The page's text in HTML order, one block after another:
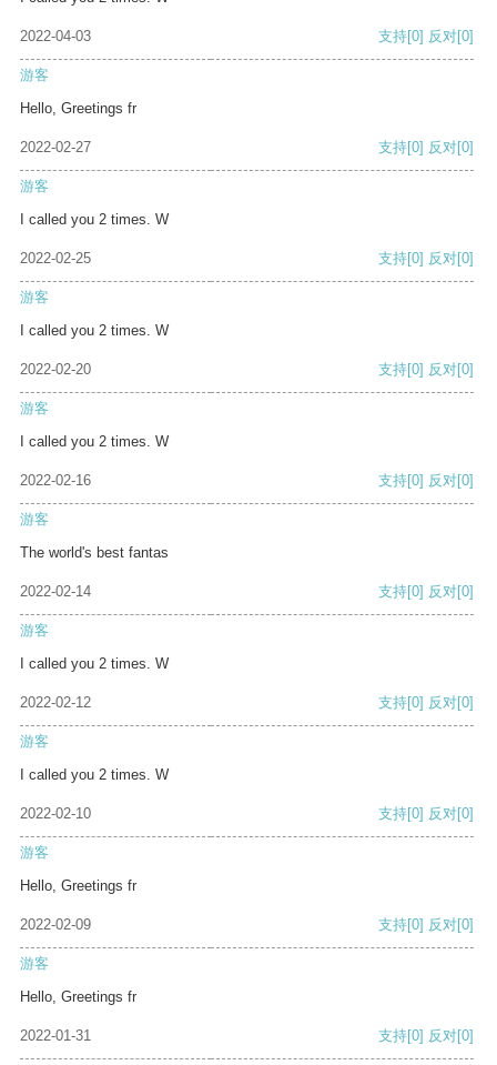
2022-04-03 支持[0] 反对[0]
游客
Hello, Greetings fr
2022-02-27 支持[0] 反对[0]
游客
I called you 2 times. W
2022-02-25 支持[0] 反对[0]
游客
I called you 2 times. W
2022-02-20 支持[0] 反对[0]
游客
I called you 2 times. W
2022-02-16 支持[0] 反对[0]
游客
The world's best fantas
2022-02-14 支持[0] 反对[0]
游客
I called you 2 times. W
2022-02-12 支持[0] 反对[0]
游客
I called you 2 times. W
2022-02-10 支持[0] 反对[0]
游客
Hello, Greetings fr
2022-02-09 支持[0] 反对[0]
游客
Hello, Greetings fr
2022-01-31 支持[0] 反对[0]